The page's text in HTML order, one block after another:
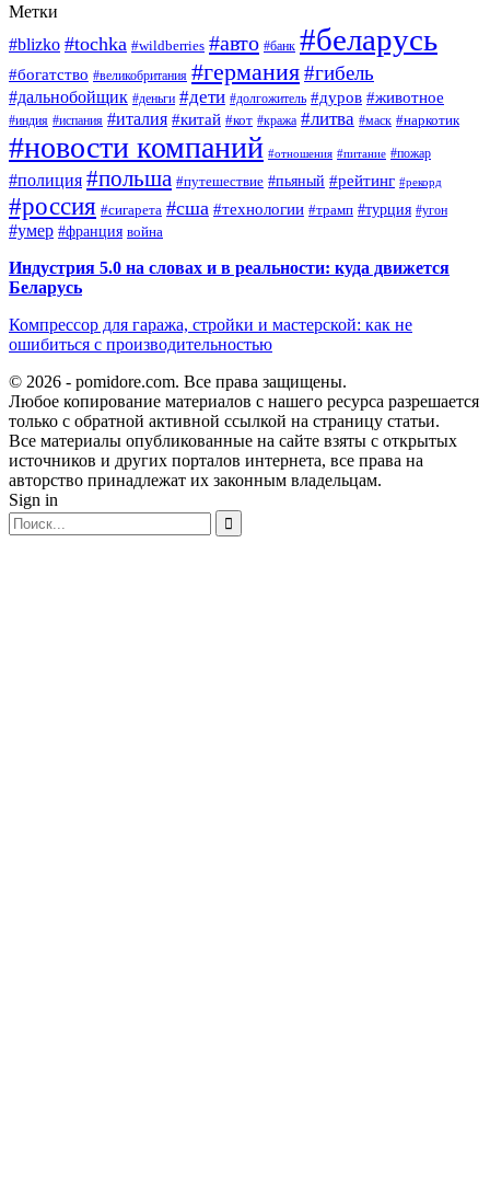
Метки
#blizko #tochka #wildberries #авто #банк #беларусь
#богатство #великобритания #германия#гибель
#дальнобойщик #деньги #дети #долгожитель #дуров #животное
#индия #испания #италия #китай #кот #кража #литва #маск #наркотик
#новости компаний #отношения #питание #пожар
#полиция #польша #путешествие #пьяный #рейтинг #рекорд
#россия #сигарета #сша #технологии #трамп #турция #угон
#умер #франция война
Индустрия 5.0 на словах и в реальности: куда движется
Беларусь
Компрессор для гаража, стройки и мастерской: как не
ошибиться с производительностью
© 2026 - pomidore.com. Все права защищены.
Любое копирование материалов с нашего ресурса разрешается
только с обратной активной ссылкой на страницу статьи.
Все материалы опубликованные на сайте взяты с открытых
источников и других порталов интернета, все права на
авторство принадлежат их законным владельцам.
Sign in